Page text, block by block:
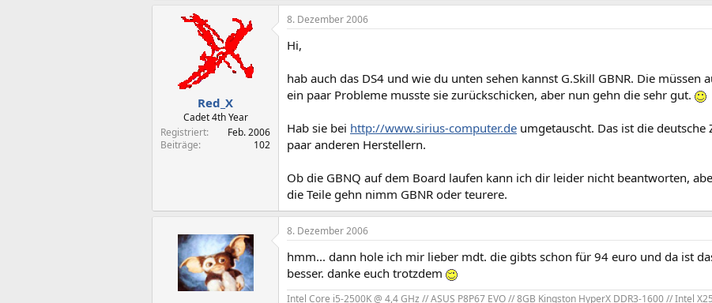
Red_X
Cadet 4th Year
Registriert
Feb. 2006
Beiträge
102
8. Dezember 2006
Hi,
hab auch das DS4 und wie du unten sehen kannst G.Skill GBNR. Die müssen
ein paar Probleme musste sie zurückschicken, aber nun gehn die sehr gut.
Hab sie bei http://www.sirius-computer.de umgetauscht. Das ist die
paar anderen Herstellern.
Ob die GBNQ auf dem Board laufen kann ich dir leider nicht beantworten,
die Teile gehn nimm GBNR oder teurere.
8. Dezember 2006
hmm... dann hole ich mir lieber mdt. die gibts schon für 94 euro und da ist
besser. danke euch trotzdem
Intel Core i5-2500K @ 4,4 GHz // ASUS P8P67 EVO // 8GB Kingston HyperX DDR3-1600 // Intel